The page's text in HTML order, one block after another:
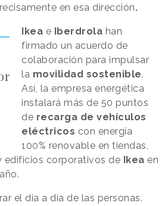
en esa dirección.
Ikea e Iberdrola han
firmado un acuerdo de
colaboración para impulsar
la movilidad sostenible.
Así, la empresa energética
instalará más de 50 puntos
de recarga de vehículos
eléctricos con energía
100% renovable en tiendas,
edificios corporativos de Ikea en
el día a día de las personas.